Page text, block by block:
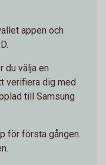
appen och
du välja en
verifiera dig med
till Samsung
för första gången.